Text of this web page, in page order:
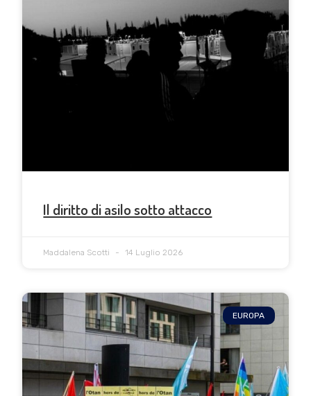
Il diritto di asilo sotto attacco
Maddalena Scotti 14 Luglio 2026
EUROPA